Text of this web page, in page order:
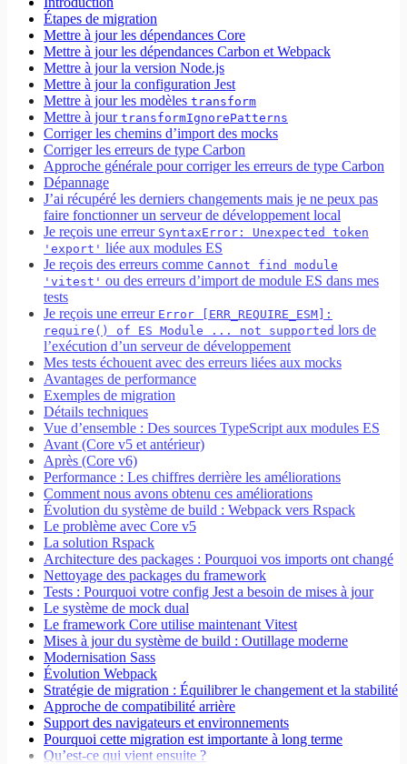
Étapes de migration
Mettre à jour les dépendances Core
Mettre à jour les dépendances Carbon et Webpack
Mettre à jour la version Node.js
Mettre à jour la configuration Jest
Mettre à jour les modèles transform
Mettre à jour transformIgnorePatterns
Corriger les chemins d’import des mocks
Corriger les erreurs de type Carbon
Approche générale pour corriger les erreurs de type Carbon
Dépannage
J’ai récupéré les derniers changements mais je ne peux pas
faire fonctionner un serveur de développement local
Je reçois une erreur SyntaxError: Unexpected token
'export' liée aux modules ES
Je reçois des erreurs comme Cannot find module
'vitest' ou des erreurs d’import de module ES dans mes
tests
Je reçois une erreur Error [ERR_REQUIRE_ESM]:
require() of ES Module ... not supported lors de
l’exécution d’un serveur de développement
Mes tests échouent avec des erreurs liées aux mocks
Avantages de performance
Exemples de migration
Détails techniques
Vue d’ensemble : Des sources TypeScript aux modules ES
Avant (Core v5 et antérieur)
Après (Core v6)
Performance : Les chiffres derrière les améliorations
Comment nous avons obtenu ces améliorations
Évolution du système de build : Webpack vers Rspack
Le problème avec Core v5
La solution Rspack
Architecture des packages : Pourquoi vos imports ont changé
Nettoyage des packages du framework
Tests : Pourquoi votre config Jest a besoin de mises à jour
Le système de mock dual
Le framework Core utilise maintenant Vitest
Mises à jour du système de build : Outillage moderne
Modernisation Sass
Évolution Webpack
Stratégie de migration : Équilibrer le changement et la stabilité
Approche de compatibilité arrière
Support des navigateurs et environnements
Pourquoi cette migration est importante à long terme
Qu’est-ce qui vient ensuite ?